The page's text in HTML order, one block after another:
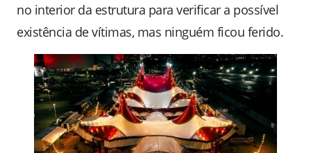
no interior da estrutura para verificar a possível
existência de vítimas, mas ninguém ficou ferido.